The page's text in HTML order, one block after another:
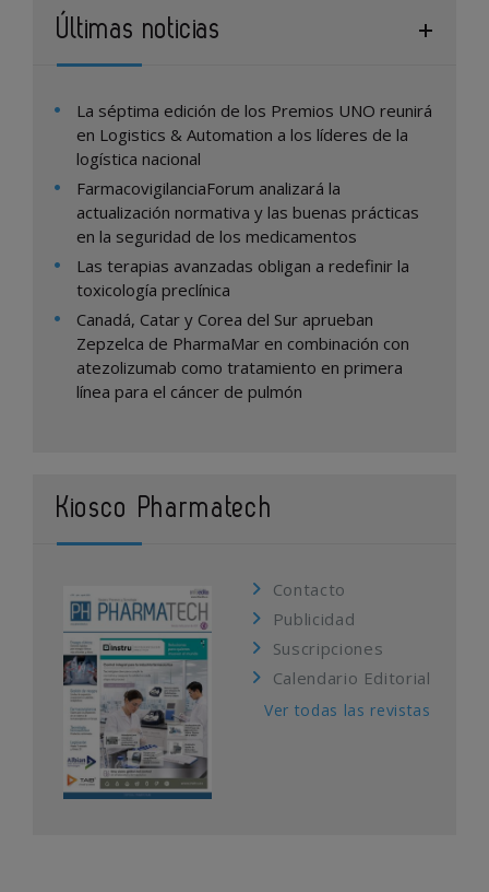
Últimas noticias
La séptima edición de los Premios UNO reunirá
en Logistics & Automation a los líderes de la
logística nacional
FarmacovigilanciaForum analizará la
actualización normativa y las buenas prácticas
en la seguridad de los medicamentos
Las terapias avanzadas obligan a redefinir la
toxicología preclínica
Canadá, Catar y Corea del Sur aprueban
Zepzelca de PharmaMar en combinación con
atezolizumab como tratamiento en primera
línea para el cáncer de pulmón
Kiosco Pharmatech
Contacto
Publicidad
Suscripciones
Calendario Editorial
Ver todas las revistas